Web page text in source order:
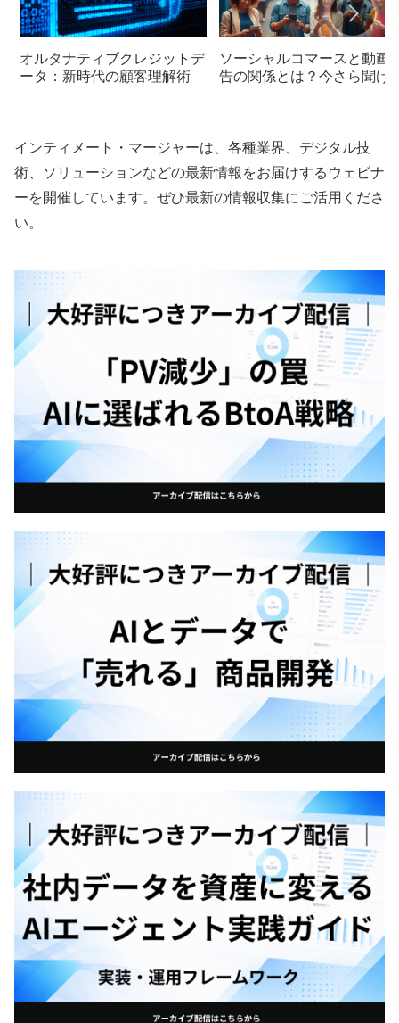
オルタナティブクレジットデ
ータ：新時代の顧客理解術
ソーシャルコマースと動画
告の関係とは？今さら聞け
インティメート・マージャーは、各種業界、デジタル技
術、ソリューションなどの最新情報をお届けするウェビナ
ーを開催しています。ぜひ最新の情報収集にご活用くださ
い。